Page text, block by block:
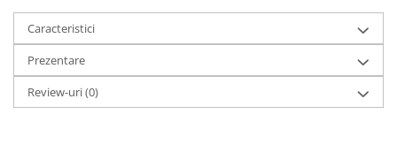
Caracteristici
Prezentare
Review-uri(0)